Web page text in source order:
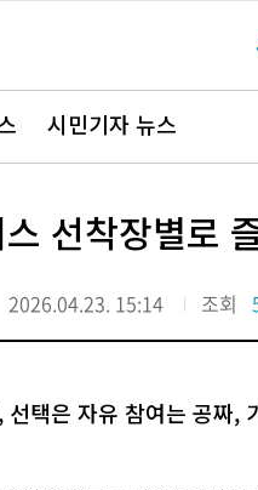
요
시민기자 뉴스
선착장별로
2026.04.23. 15:14 조회
선택은 자유 참여는 공짜,